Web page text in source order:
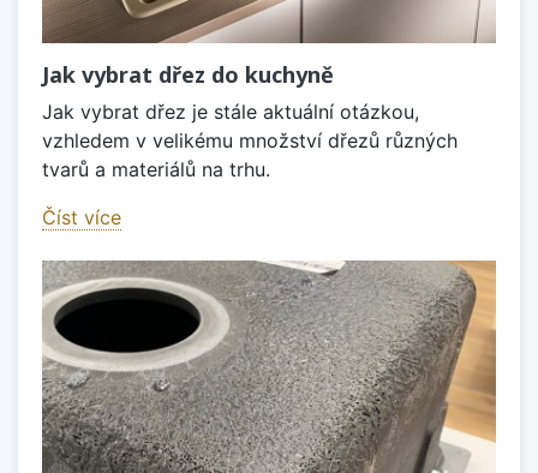
Jak vybrat dřez do kuchyně
Jak vybrat dřez je stále aktuální otázkou,
vzhledem v velikému množství dřezů různých
tvarů a materiálů na trhu.
Číst více